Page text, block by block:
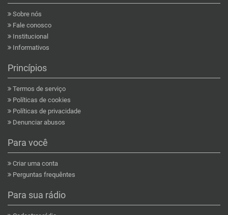
Sobre nós
Fale conosco
Institucional
Informativos
Princípios
Termos de serviço
Políticas de cookies
Políticas de privacidade
Denunciar abusos
Para você
Criar uma conta
Perguntas frequêntes
Para sua rádio